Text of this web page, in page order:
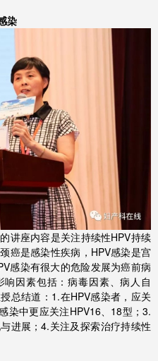
染
讲座内容是关注持续性HPV持续
癌是感染性疾病，HPV感染是宫
感染有很大的危险发展为癌前病
因素包括：病毒因素、病人自
总结道：1.在HPV感染者，应关
染中更应关注HPV16、18型；3.
进展；4.关注及探索治疗持续性